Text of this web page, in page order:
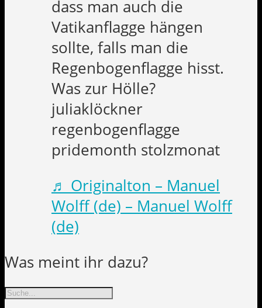
dass man auch die
Vatikanflagge hängen
sollte, falls man die
Regenbogenflagge hisst.
Was zur Hölle?
juliaklöckner
regenbogenflagge
pridemonth stolzmonat
♬ Originalton – Manuel
Wolff (de) – Manuel Wolff
(de)
Was meint ihr dazu?
Suche